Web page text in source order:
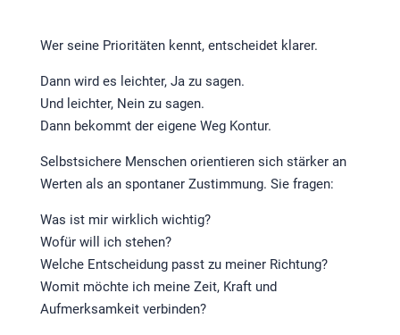
Wer seine Prioritäten kennt, entscheidet klarer.
Dann wird es leichter, Ja zu sagen.
Und leichter, Nein zu sagen.
Dann bekommt der eigene Weg Kontur.
Selbstsichere Menschen orientieren sich stärker an
Werten als an spontaner Zustimmung. Sie fragen:
Was ist mir wirklich wichtig?
Wofür will ich stehen?
Welche Entscheidung passt zu meiner Richtung?
Womit möchte ich meine Zeit, Kraft und
Aufmerksamkeit verbinden?